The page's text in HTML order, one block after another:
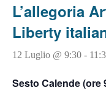
L’allegoria
Liberty
12 Luglio @ 9:30 -
Sesto Calende (ore